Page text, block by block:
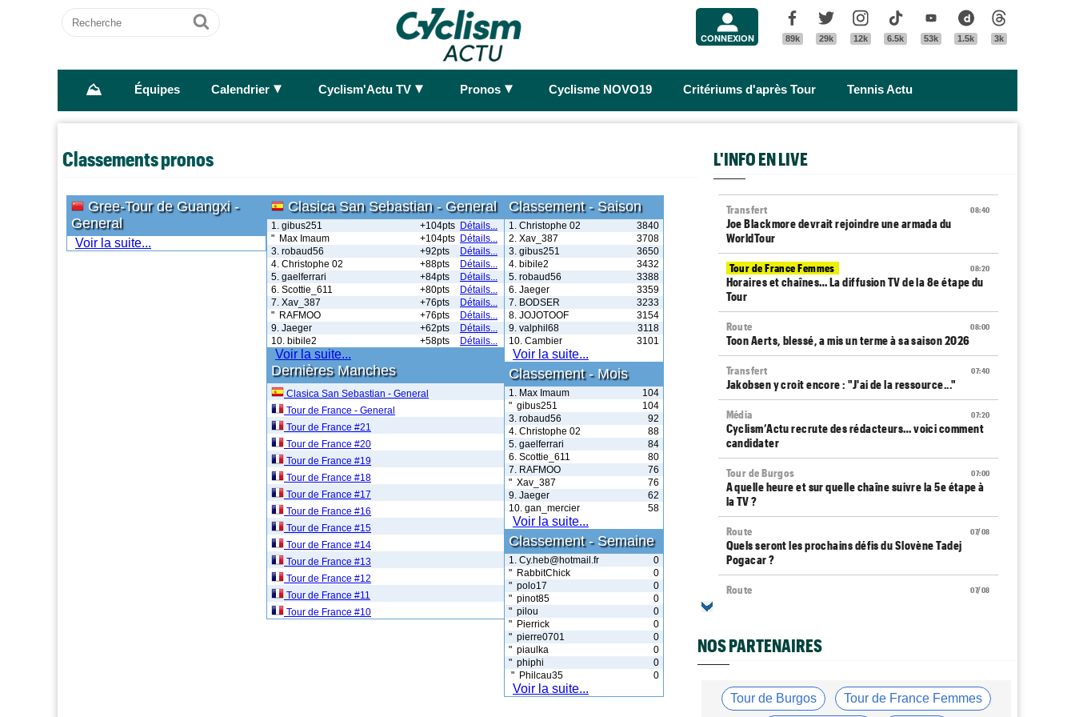
Recherche
Ok CONNEXION
Facebook
89k
Twitter
29k
Instagram
12k
Tik Tok
6.5k
Youtube
53k
Dailymotion
1.5k 3k
⛰ Équipes Calendrier ► Cyclism'Actu TV ► Pronos ► Cyclisme NOVO19 Critériums d'après Tour Tennis Actu
Classements pronos
Gree-Tour de Guangxi -
General
Voir la suite...
Clasica San Sebastian - General
1. gibus251 Détails...
+104pts
" Max Imaum
Détails...
+104pts
3. robaud56
Détails...
+92pts
4. Christophe 02
Détails...
+88pts
5. gaelferrari
Détails...
+84pts
6. Scottie_611
Détails...
+80pts
7. Xav_387
Détails...
+76pts
" RAFMOO
Détails...
+76pts
9. Jaeger
Détails...
+62pts
10. bibile2
Détails...
+58pts
Voir la suite...
Dernières Manches
Clasica San Sebastian - General
Tour de France - General
Tour de France #21
Tour de France #20
Tour de France #19
Tour de France #18
Tour de France #17
Tour de France #16
Tour de France #15
Tour de France #14
Tour de France #13
Tour de France #12
Tour de France #11
Tour de France #10
Classement - Saison
1. Christophe 02
3840
2. Xav_387
3708
3. gibus251
3650
4. bibile2
3432
5. robaud56
3388
6. Jaeger
3359
7. BODSER
3233
8. JOJOTOOF
3154
9. valphil68
3118
10. Cambier
3101
Voir la suite...
Classement - Mois
1. Max Imaum
104
" gibus251
104
3. robaud56
92
4. Christophe 02
88
5. gaelferrari
84
6. Scottie_611
80
7. RAFMOO
76
" Xav_387
76
9. Jaeger
62
10. gan_mercier
58
Voir la suite...
Classement - Semaine
1. Cy.heb@hotmail.fr
0
" RabbitChick
0
" polo17
0
" pinot85
0
" pilou
0
" Pierrick
0
" pierre0701
0
" piaulka
0
" phiphi
0
" Philcau35
0
Voir la suite...
L'INFO EN LIVE
08:40
Transfert
Joe Blackmore devrait rejoindre une armada du
WorldTour
08:20
Tour de France Femmes
Horaires et chaînes… La diffusion TV de la 8e étape du
Tour
08:00
Route
Toon Aerts, blessé, a mis un terme à sa saison 2026
07:40
Transfert
Jakobsen y croit encore : "J'ai de la ressource..."
07:20
Média
Cyclism’Actu recrute des rédacteurs… voici comment
candidater
07:00
Tour de Burgos
A quelle heure et sur quelle chaîne suivre la 5e étape à
la TV ?
07/08
Route
Quels seront les prochains défis du Slovène Tadej
Pogacar ?
07/08
Route
Transfert
Soudal Quick-Step a recruté un talentueux sprinteur
07/08
Tour d'Espagne
NOS PARTENAIRES
Tour de Burgos Tour de France Femmes